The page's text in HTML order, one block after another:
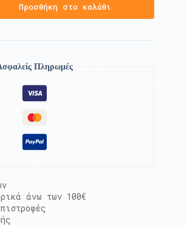
Προσθήκη στο καλάθι
Πληρωμές
άνω των 100€